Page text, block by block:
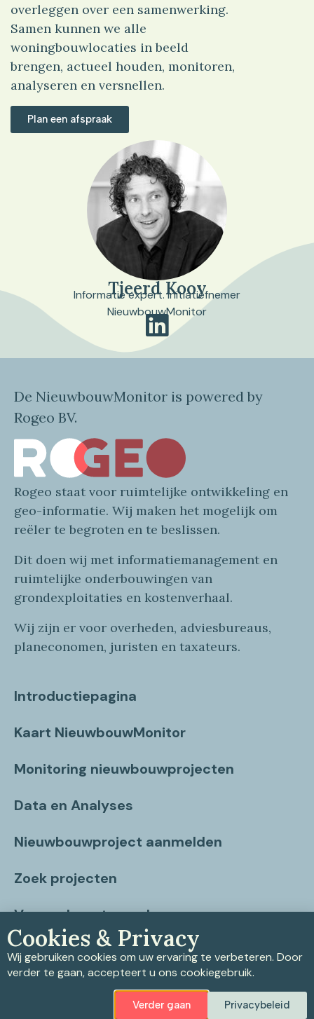
overleggen over een samenwerking.
Samen kunnen we alle
woningbouwlocaties in beeld
brengen, actueel houden, monitoren,
analyseren en versnellen.
Plan een afspraak
Tjeerd Kooy
Informatie expert. Initiatiefnemer
NieuwbouwMonitor
De NieuwbouwMonitor is powered by
Rogeo BV.
Rogeo staat voor ruimtelijke ontwikkeling en
geo-informatie. Wij maken het mogelijk om
reëler te begroten en te beslissen.
Dit doen wij met informatiemanagement en
ruimtelijke onderbouwingen van
grondexploitaties en kostenverhaal.
Wij zijn er voor overheden, adviesbureaus,
planeconomen, juristen en taxateurs.
Introductiepagina
Kaart NieuwbouwMonitor
Monitoring nieuwbouwprojecten
Data en Analyses
Nieuwbouwproject aanmelden
Zoek projecten
Vragen beantwoord
Contact
Cookiebeleid
Cookies & Privacy
Wij gebruiken cookies om uw ervaring te verbeteren. Door
verder te gaan, accepteert u ons cookiegebruik.
Verder gaan Privacybeleid